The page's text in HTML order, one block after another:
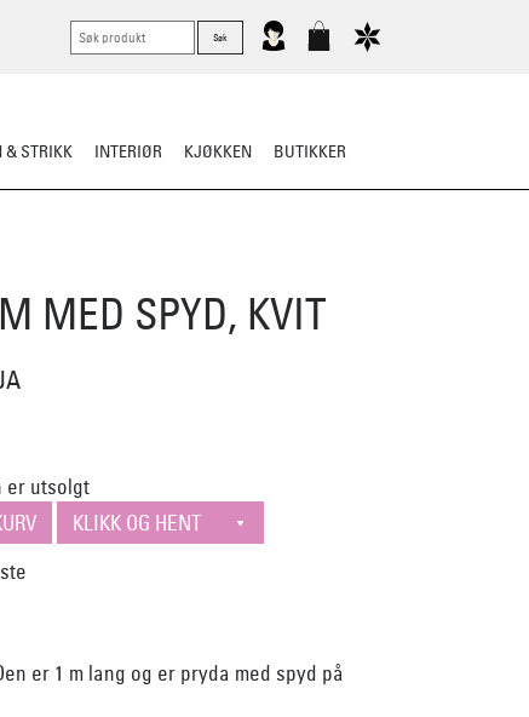
& STRIKK INTERIØR KJØKKEN BUTIKKER
MED SPYD, KVIT
er utsolgt
er 1 m lang og er pryda med spyd på